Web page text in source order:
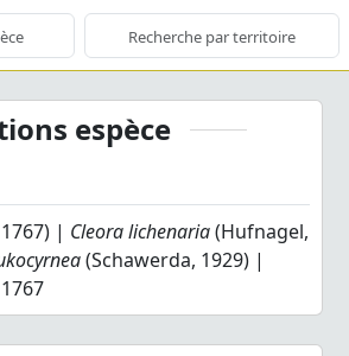
espèce
| Cleora lichenaria(Hufnagel,
(Schawerda, 1929) |